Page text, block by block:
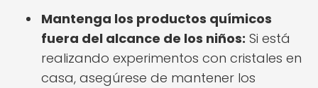
Mantenga los productos químicos
fuera del alcance de los niños: Si está
realizando experimentos con cristales en
casa, asegúrese de mantener los